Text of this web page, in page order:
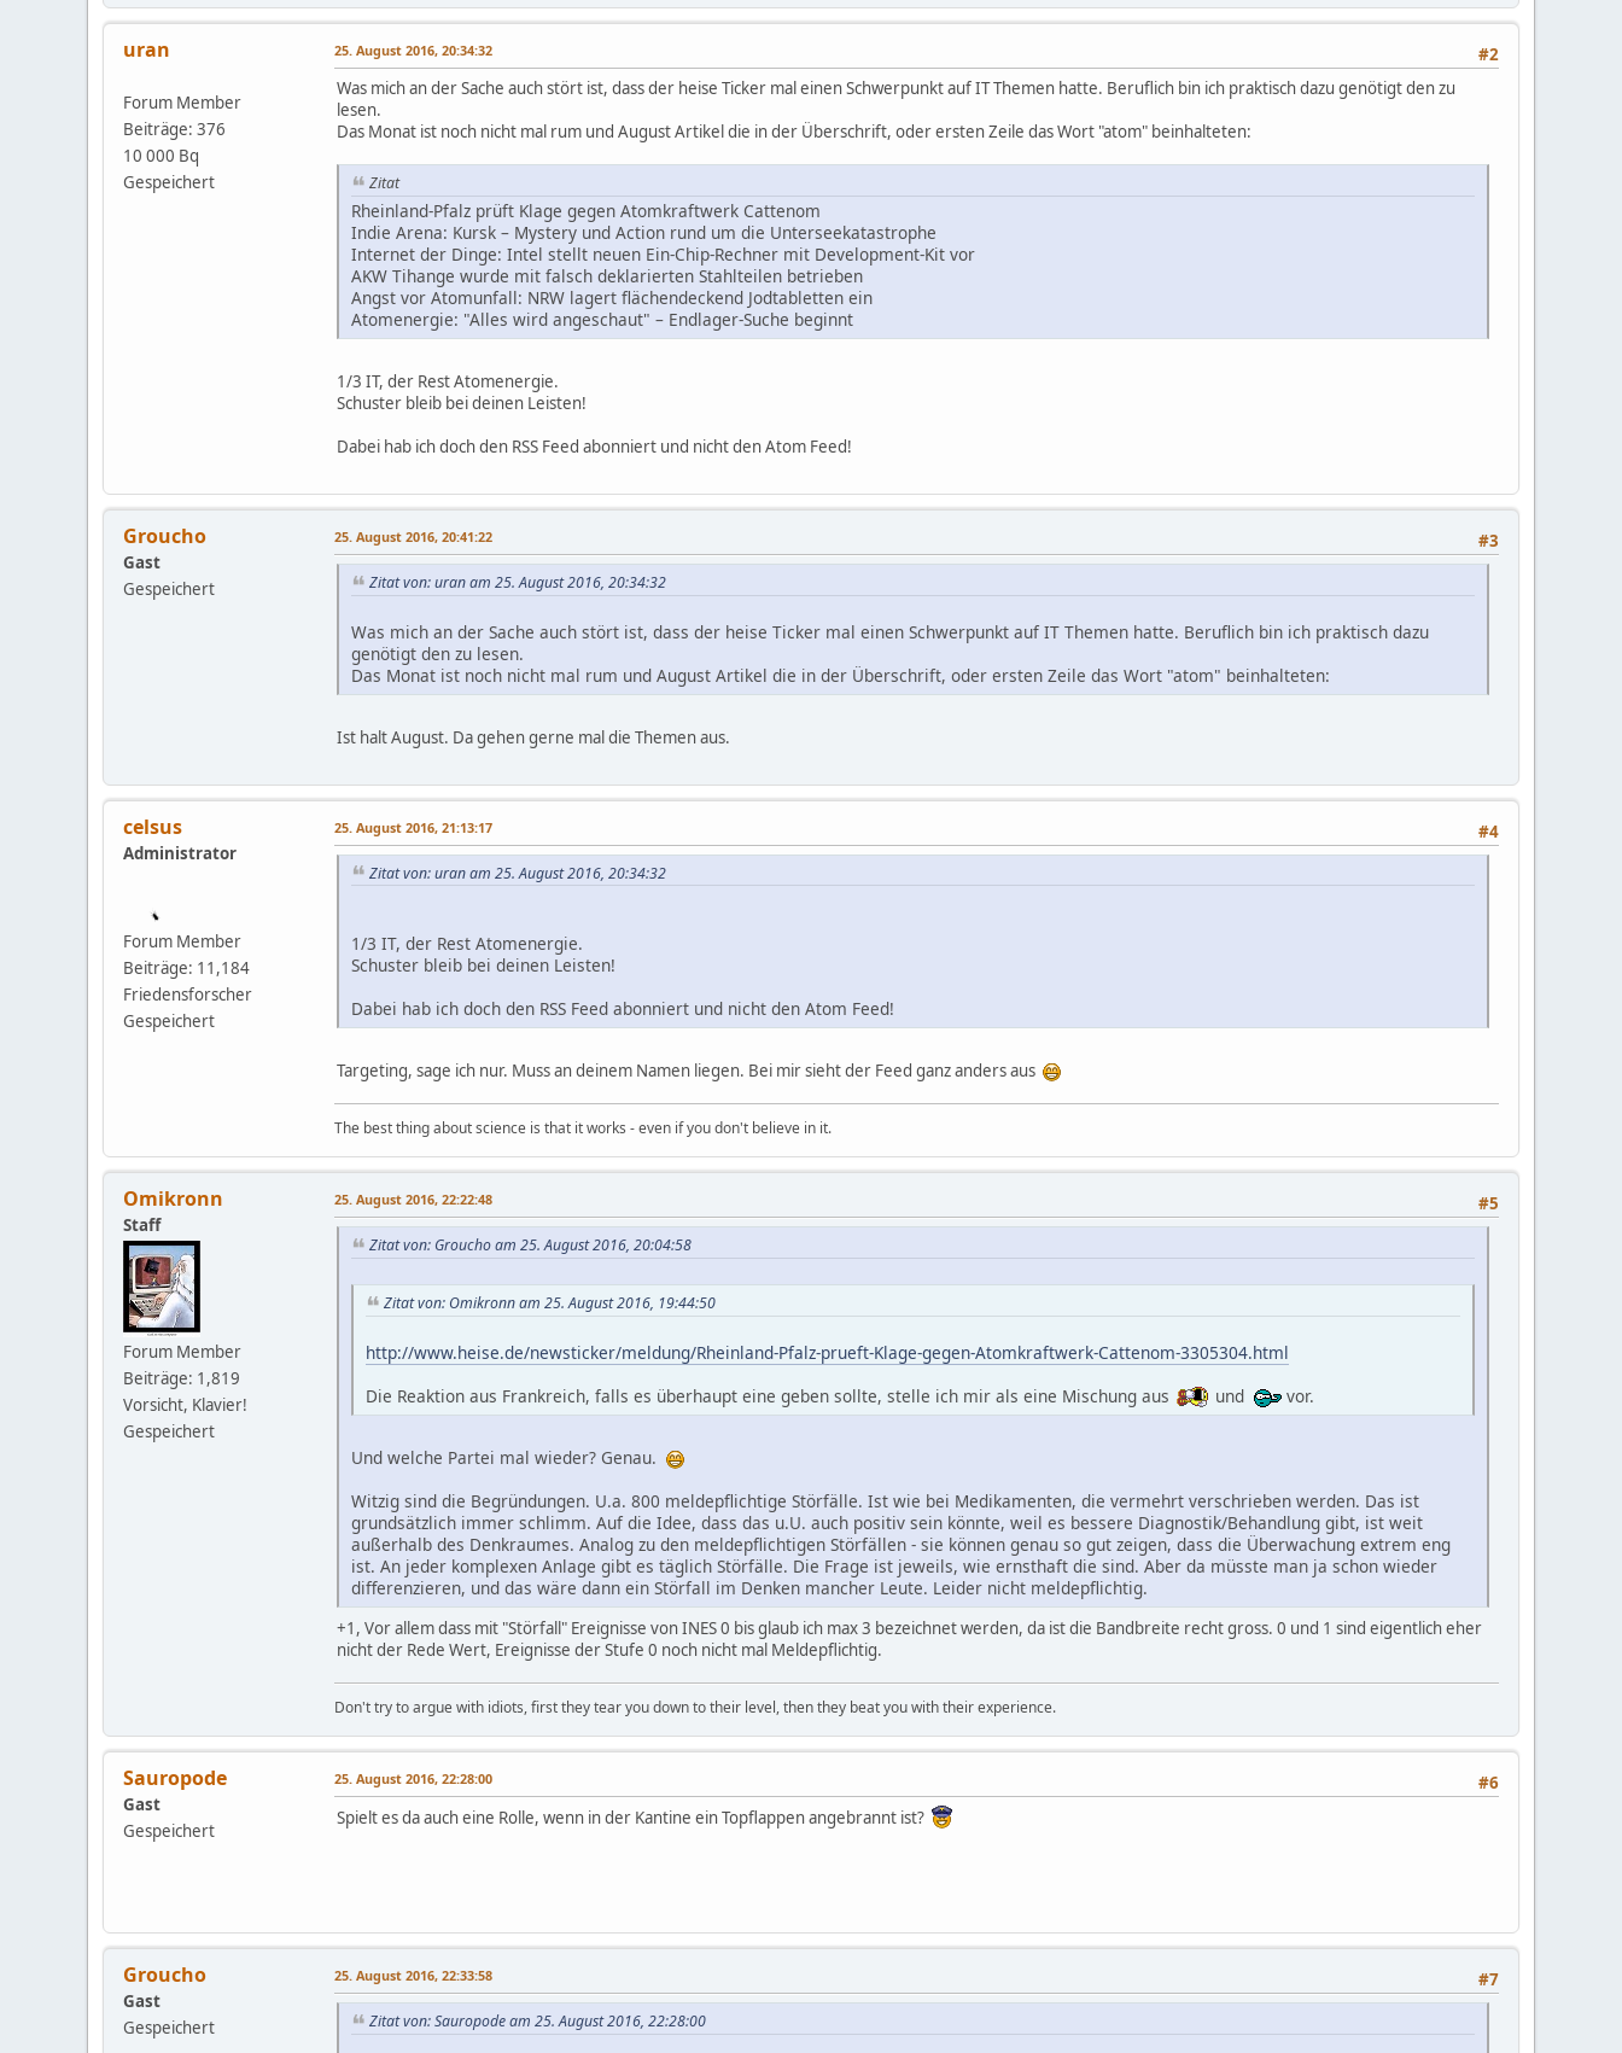
uran
Forum Member
Beiträge: 376
10 000 Bq
Gespeichert
#2
25. August 2016, 20:34:32
Was mich an der Sache auch stört ist, dass der heise Ticker mal einen Schwerpunkt auf IT Themen hatte. Beruflich bin ich praktisch dazu genötigt den zu
lesen.
Das Monat ist noch nicht mal rum und August Artikel die in der Überschrift, oder ersten Zeile das Wort "atom" beinhalteten:
Zitat
Rheinland-Pfalz prüft Klage gegen Atomkraftwerk Cattenom
Indie Arena: Kursk – Mystery und Action rund um die Unterseekatastrophe
Internet der Dinge: Intel stellt neuen Ein-Chip-Rechner mit Development-Kit vor
AKW Tihange wurde mit falsch deklarierten Stahlteilen betrieben
Angst vor Atomunfall: NRW lagert flächendeckend Jodtabletten ein
Atomenergie: "Alles wird angeschaut" – Endlager-Suche beginnt
1/3 IT, der Rest Atomenergie.
Schuster bleib bei deinen Leisten!
Dabei hab ich doch den RSS Feed abonniert und nicht den Atom Feed!
Groucho
Gast
Gespeichert
#3
25. August 2016, 20:41:22
Zitat von: uran am 25. August 2016, 20:34:32
Was mich an der Sache auch stört ist, dass der heise Ticker mal einen Schwerpunkt auf IT Themen hatte. Beruflich bin ich praktisch dazu
genötigt den zu lesen.
Das Monat ist noch nicht mal rum und August Artikel die in der Überschrift, oder ersten Zeile das Wort "atom" beinhalteten:
Ist halt August. Da gehen gerne mal die Themen aus.
celsus
Administrator
Forum Member
Beiträge: 11,184
Friedensforscher
Gespeichert
#4
25. August 2016, 21:13:17
Zitat von: uran am 25. August 2016, 20:34:32
1/3 IT, der Rest Atomenergie.
Schuster bleib bei deinen Leisten!
Dabei hab ich doch den RSS Feed abonniert und nicht den Atom Feed!
Targeting, sage ich nur. Muss an deinem Namen liegen. Bei mir sieht der Feed ganz anders aus
The best thing about science is that it works - even if you don't believe in it.
Omikronn
Staff
Forum Member
Beiträge: 1,819
Vorsicht, Klavier!
Gespeichert
#5
25. August 2016, 22:22:48
Zitat von: Groucho am 25. August 2016, 20:04:58
Zitat von: Omikronn am 25. August 2016, 19:44:50
http://www.heise.de/newsticker/meldung/Rheinland-Pfalz-prueft-Klage-gegen-Atomkraftwerk-Cattenom-3305304.html
Die Reaktion aus Frankreich, falls es überhaupt eine geben sollte, stelle ich mir als eine Mischung aus
und vor.
Und welche Partei mal wieder? Genau.
Witzig sind die Begründungen. U.a. 800 meldepflichtige Störfälle. Ist wie bei Medikamenten, die vermehrt verschrieben werden. Das ist
grundsätzlich immer schlimm. Auf die Idee, dass das u.U. auch positiv sein könnte, weil es bessere Diagnostik/Behandlung gibt, ist weit
außerhalb des Denkraumes. Analog zu den meldepflichtigen Störfällen - sie können genau so gut zeigen, dass die Überwachung extrem eng
ist. An jeder komplexen Anlage gibt es täglich Störfälle. Die Frage ist jeweils, wie ernsthaft die sind. Aber da müsste man ja schon wieder
differenzieren, und das wäre dann ein Störfall im Denken mancher Leute. Leider nicht meldepflichtig.
+1, Vor allem dass mit "Störfall" Ereignisse von INES 0 bis glaub ich max 3 bezeichnet werden, da ist die Bandbreite recht gross. 0 und 1 sind eigentlich eher
nicht der Rede Wert, Ereignisse der Stufe 0 noch nicht mal Meldepflichtig.
Don't try to argue with idiots, first they tear you down to their level, then they beat you with their experience.
Sauropode
Gast
Gespeichert
#6
25. August 2016, 22:28:00
Spielt es da auch eine Rolle, wenn in der Kantine ein Topflappen angebrannt ist?
Groucho
Gast
Gespeichert
#7
25. August 2016, 22:33:58
Zitat von: Sauropode am 25. August 2016, 22:28:00